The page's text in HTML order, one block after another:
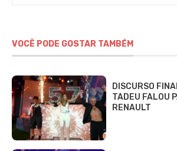
VOCÊ PODE GOSTAR TAMBÉM
DISCURSO
TADEU FALOU
RENAULT